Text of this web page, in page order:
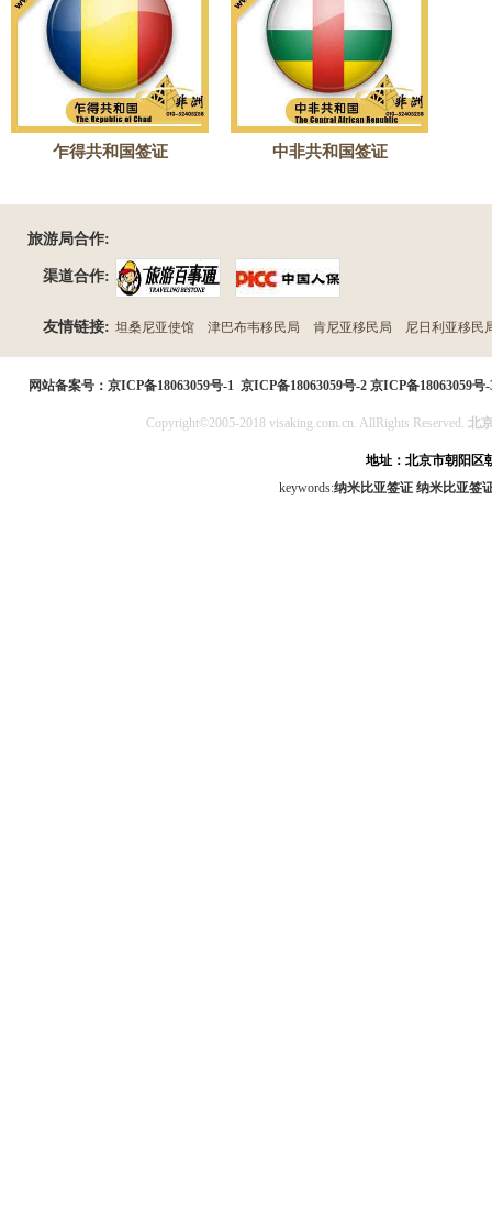
乍得共和国签证 中非共和国签证
旅游局合作:
渠道合作:
友情链接: 坦桑尼亚使馆 津巴布韦移民局 肯尼亚移民局 尼日利亚移民
网站备案号： 京ICP备18063059号-1 京ICP备18063059号-2 京ICP备18063059号-
Copyright©2005-2018 visaking.com.cn. AllRights Reserved. 北
地址：北京市朝阳区
keywords:纳米比亚签证 纳米比亚签